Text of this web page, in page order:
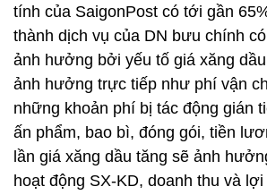
tính của SaigonPost có tới gần
thành dịch vụ của DN bưu chính
ảnh hưởng bởi yếu tố giá xăng
ảnh hưởng trực tiếp như phí vận
những khoản phí bị tác động gián
ấn phẩm, bao bì, đóng gói, tiền
lần giá xăng dầu tăng sẽ ảnh
hoạt động SX-KD, doanh thu và